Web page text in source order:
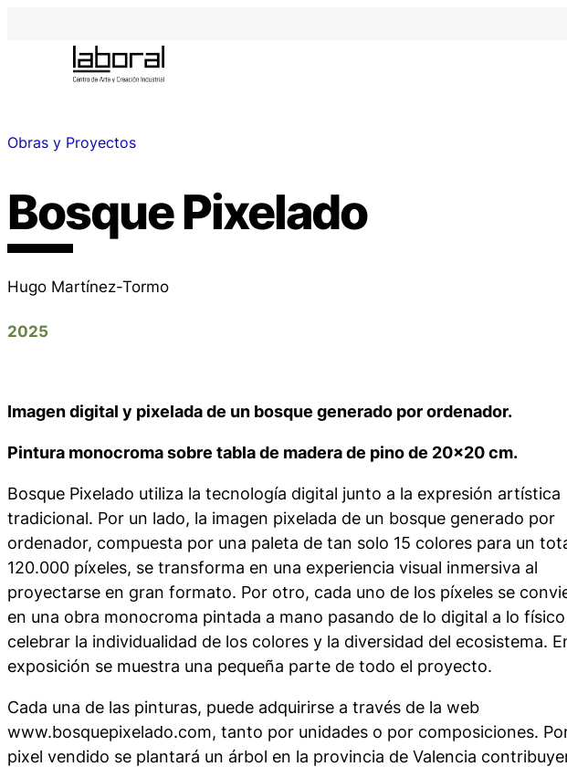
Obras y Proyectos
Bosque Pixelado
Hugo Martínez-Tormo
2025
Imagen digital y pixelada de un bosque generado por ordenador.
Pintura monocroma sobre tabla de madera de pino de 20×20 cm.
Bosque Pixelado utiliza la tecnología digital junto a la expresión artística
tradicional. Por un lado, la imagen pixelada de un bosque generado por
ordenador, compuesta por una paleta de tan solo 15 colores para un
120.000 píxeles, se transforma en una experiencia visual inmersiva al
proyectarse en gran formato. Por otro, cada uno de los píxeles se
en una obra monocroma pintada a mano pasando de lo digital a lo
celebrar la individualidad de los colores y la diversidad del ecosistema.
exposición se muestra una pequeña parte de todo el proyecto.
Cada una de las pinturas, puede adquirirse a través de la web
www.bosquepixelado.com, tanto por unidades o por composiciones.
pixel vendido se plantará un árbol en la provincia de Valencia